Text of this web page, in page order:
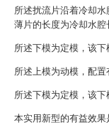
所述扰流片沿着冷却
薄片的长度为冷却水腔
所述下模为定模，该下
所述上模为动模，配置
所述下模为定模，该下
本实用新型的有益效